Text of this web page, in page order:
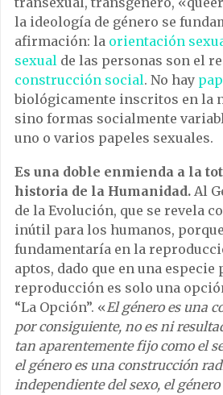
la ideología de género se
afirmación: la orientación
sexual de las personas son el
construcción social. No hay
biológicamente inscritos en la
sino formas socialmente
uno o varios papeles sexuales.
Es una doble enmienda a la
historia de la Humanidad. Al
de la Evolución, que se revela
inútil para los humanos,
fundamentaría en la
aptos, dado que en una
reproducción es solo una
“La Opción”. «El género es una
por consiguiente, no es ni
tan aparentemente fijo como el
el género es una construcción
independiente del sexo, el